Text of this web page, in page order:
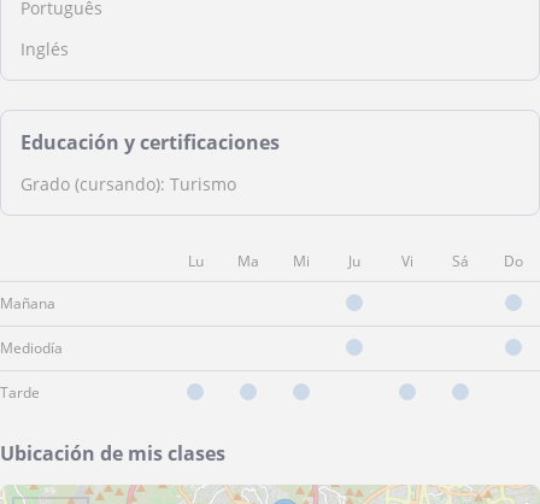
Português
Inglés
Educación y certificaciones
Grado (cursando): Turismo
Lu Ma Mi Ju Vi Sá Do
Mañana
Mediodía
Tarde
Ubicación de mis clases